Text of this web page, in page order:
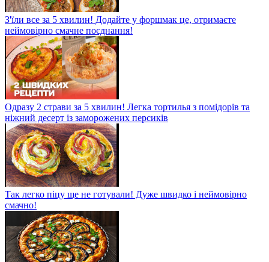
З'їли все за 5 хвилин! Додайте у форшмак це, отримаєте
неймовірно смачне поєднання!
Одразу 2 страви за 5 хвилин! Легка тортилья з помідорів та
ніжний десерт із заморожених персиків
Так легко піцу ще не готували! Дуже швидко і неймовірно
смачно!